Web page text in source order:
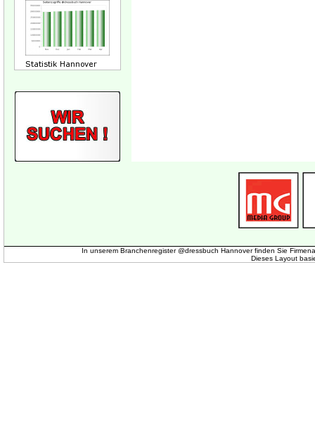
In unserem Branchenregister @dressbuch Hannover finden Sie
Dieses Layout